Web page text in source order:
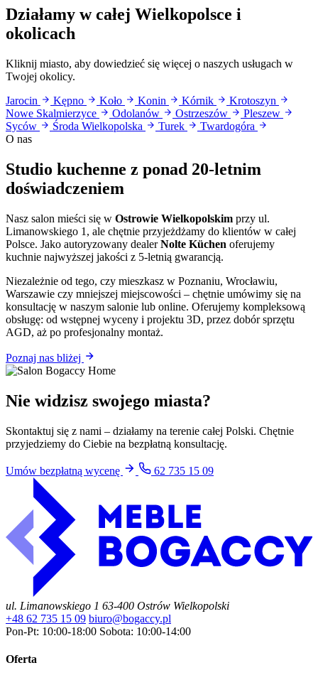
Działamy w całej Wielkopolsce i
okolicach
Kliknij miasto, aby dowiedzieć się więcej o naszych usługach w
Twojej okolicy.
Jarocin
Kępno Koło Konin Kórnik
Krotoszyn
Nowe Skalmierzyce
Odolanów Ostrzeszów
Pleszew
Syców
Środa Wielkopolska Turek
Twardogóra
O nas
Studio kuchenne z ponad 20-letnim
doświadczeniem
Nasz salon mieści się w Ostrowie Wielkopolskim przy ul.
Limanowskiego 1, ale chętnie przyjeżdżamy do klientów w całej
Polsce. Jako autoryzowany dealerNolte Küchen oferujemy
kuchnie najwyższej jakości z 5-letnią gwarancją.
Niezależnie od tego, czy mieszkasz w Poznaniu, Wrocławiu,
Warszawie czy mniejszej miejscowości – chętnie umówimy się na
konsultację w naszym salonie lub online. Oferujemy kompleksową
obsługę: od wstępnej wyceny i projektu 3D, przez dobór sprzętu
AGD, aż po profesjonalny montaż.
Poznaj nas bliżej
Nie widzisz swojego miasta?
Skontaktuj się z nami – działamy na terenie całej Polski. Chętnie
przyjedziemy do Ciebie na bezpłatną konsultację.
Umów bezpłatną wycenę 62 735 15 09
ul. Limanowskiego 1 63-400 Ostrów Wielkopolski
+48 62 735 15 09 biuro@bogaccy.pl
Pon-Pt: 10:00-18:00 Sobota: 10:00-14:00
Oferta